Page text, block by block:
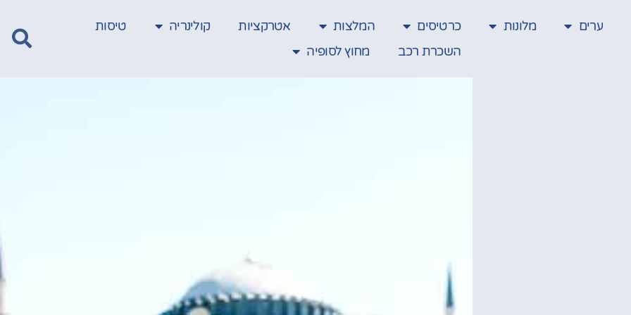
ערים מלונות כרטיסים המלצות אטרקציות קולינריה
טיסות
השכרת רכב
מחוץ לסופיה